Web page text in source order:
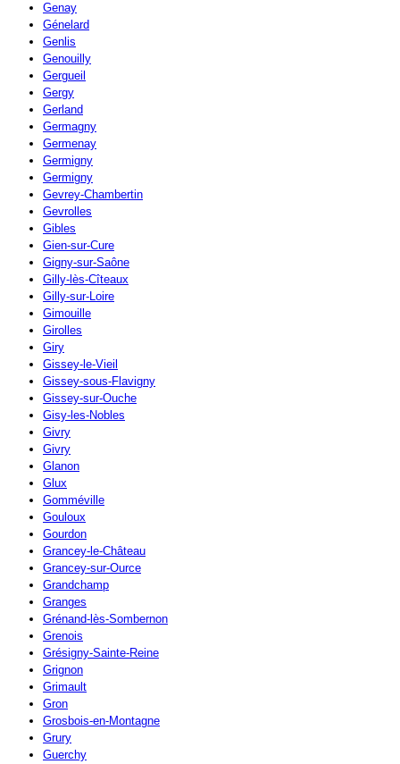
Genay
Génelard
Genlis
Genouilly
Gergueil
Gergy
Gerland
Germagny
Germenay
Germigny
Germigny
Gevrey-Chambertin
Gevrolles
Gibles
Gien-sur-Cure
Gigny-sur-Saône
Gilly-lès-Cîteaux
Gilly-sur-Loire
Gimouille
Girolles
Giry
Gissey-le-Vieil
Gissey-sous-Flavigny
Gissey-sur-Ouche
Gisy-les-Nobles
Givry
Givry
Glanon
Glux
Gomméville
Gouloux
Gourdon
Grancey-le-Château
Grancey-sur-Ource
Grandchamp
Granges
Grénand-lès-Sombernon
Grenois
Grésigny-Sainte-Reine
Grignon
Grimault
Gron
Grosbois-en-Montagne
Grury
Guerchy